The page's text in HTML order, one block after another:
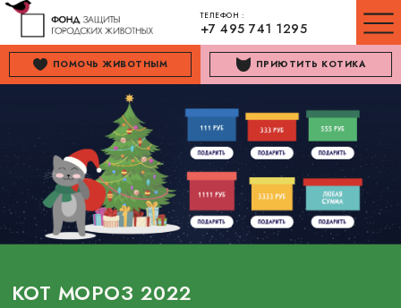
ТЕЛЕФОН :
+7 495 741 1295
ПОМОЧЬ ЖИВОТНЫМ ПРИЮТИТЬ КОТИКА
КОТ МОРОЗ 2022